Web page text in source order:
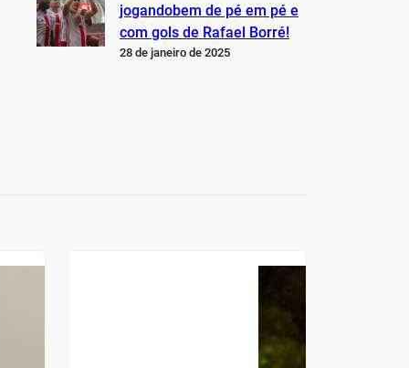
jogandobem de pé em pé e
com gols de Rafael Borré!
28 de janeiro de 2025